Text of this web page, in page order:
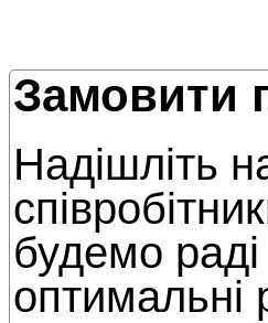
Замовити
Надішліть
будемо раді